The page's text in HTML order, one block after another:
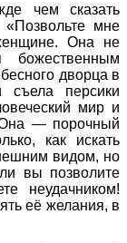
чем сказать
мне
Она не
божественным
дворца в
персики
мир и
— порочный
как искать
видом, но
вы позволите
неудачником!
её желания, в